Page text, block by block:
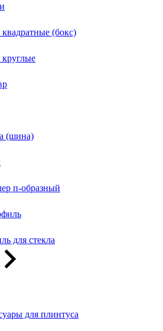
(бокс)
(шина)
п-образный
для стекла
для плинтуса